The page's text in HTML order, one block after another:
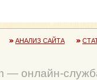
АНАЛИЗ САЙТА
— онлайн-